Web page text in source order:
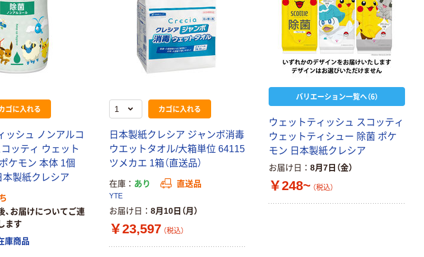
ゴに入れる
ッシュ ノンアルコ
ッティ ウェット
ケモン 本体 1個
本製紙クレシア
、お届けについてご連
ます
庫商品
カゴに入れる
日本製紙クレシア ジャンボ消毒
ウエットタオル/大箱単位 64115
ツメカエ 1箱（直送品）
在庫 あり 直送品
YTE
お届け日 8月10日（月）
￥23,597 （税込）
バリエーション一覧へ（6）
ウェットティッシュ スコッティ
ウェットティシュー 除菌 ポケ
モン 日本製紙クレシア
お届け日 8月7日（金）
￥248~ （税込）
ク
）
】
）
）
水 ミネラルウォ
ーター ペットボ
トル
￥686~ （税込）
期間限定価格
アスクル プラ
スチックグロー
ブ 薄手 粉な
し（パウダーフ
￥298~ （税込）
ティッシュペー
パー ボックス
150組 5箱入 ア
スクル スマート
コンパクト ビ
ビッド PEFC認
￥307~ （税込）
アスクル プラス
チックグローブ
粉なし（パウダ
ーフリー）
￥398~ （税込）
本気プライス